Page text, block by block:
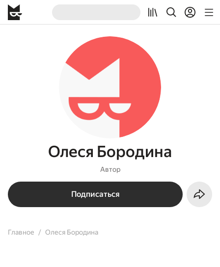
Олеся Бородина
Автор
Подписаться
Главное Олеся Бородина